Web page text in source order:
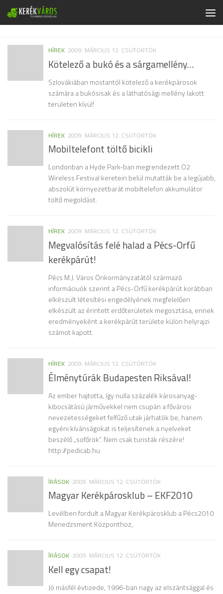
Skip to content
HÍREK 2009. MÁRCIUS 12. CSÜTÖRTÖK
Kötelező a bukó és a sárgamellény…
Szlovákiában mostantól kötelező a kerékpárosok
számára a bukósisak és a láthatósági mellény lakott
területen kívül!
HÍREK 2009. MÁRCIUS 12. CSÜTÖRTÖK
Mobiltelefont töltő bicikli
Londonban a Hyde Park-ban megrendezett O2
Wireless Festival keretein belül mutatták be a legújabb,
abszolút környezetbarát mobiltelefon akkumulátor
töltő megoldást.
HÍREK 2009. MÁRCIUS 12. CSÜTÖRTÖK
Megvalósítás felé halad a Pécs-Orfű
kerékpárút!
Pécs M.J. Város Önkormányzatától származó
informáciuók szerint a Pécs-Orfű kerékpárút korábban
elkészült létesítési engedélyének megfelelően
elkészült az érintett erdőterületek megosztása, ennek
eredményeként a kerékpárút területe külön helyrajzi
számot kapott.
HÍREK 2009. MÁRCIUS 12. CSÜTÖRTÖK
Élménytúrák Budapesten Riksával!
Az ember hajtotta, így nulla százalék károsanyag-
kibocsátású járművekkel nem csupán a fővárosi
nevezetességeket felfűző utak járhatók be, hanem
egyéni kívánságokat is teljesítenek a nyelveket
beszélő „sofőrök”. Nem csak turisták részére!
http://pedicab.hu
ÍRÁSOK 2009. MÁRCIUS 12. CSÜTÖRTÖK
Magyar Kerékpárosklub – EKF2010
Levélben fordult a Magyar Kerékpárosklub a Pécs2010
Menedzsment Központhoz,
ÍRÁSOK 2009. MÁRCIUS 12. CSÜTÖRTÖK
Kell egy csapat!
Jó másfél évtizede, 1996-ban nagy az elszántsággal és